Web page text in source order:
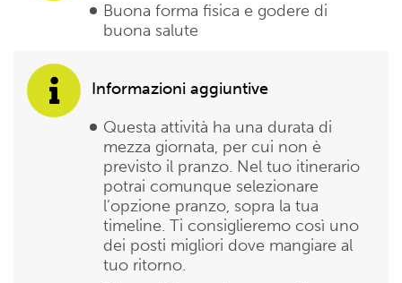
Buona forma fisica e godere di
buona salute
Informazioni aggiuntive
Questa attività ha una durata di
mezza giornata, per cui non è
previsto il pranzo. Nel tuo itinerario
potrai comunque selezionare
l’opzione pranzo, sopra la tua
timeline. Ti consiglieremo così uno
dei posti migliori dove mangiare al
tuo ritorno.